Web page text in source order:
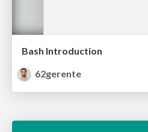
Bash Introduction
62gerente